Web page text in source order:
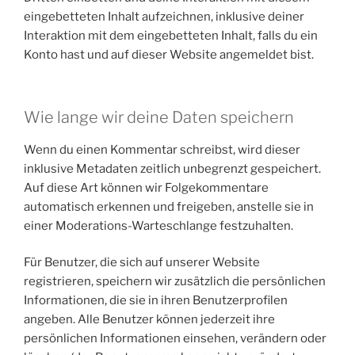
eingebetteten Inhalt aufzeichnen, inklusive deiner
Interaktion mit dem eingebetteten Inhalt, falls du ein
Konto hast und auf dieser Website angemeldet bist.
Wie lange wir deine Daten speichern
Wenn du einen Kommentar schreibst, wird dieser
inklusive Metadaten zeitlich unbegrenzt gespeichert.
Auf diese Art können wir Folgekommentare
automatisch erkennen und freigeben, anstelle sie in
einer Moderations-Warteschlange festzuhalten.
Für Benutzer, die sich auf unserer Website
registrieren, speichern wir zusätzlich die persönlichen
Informationen, die sie in ihren Benutzerprofilen
angeben. Alle Benutzer können jederzeit ihre
persönlichen Informationen einsehen, verändern oder